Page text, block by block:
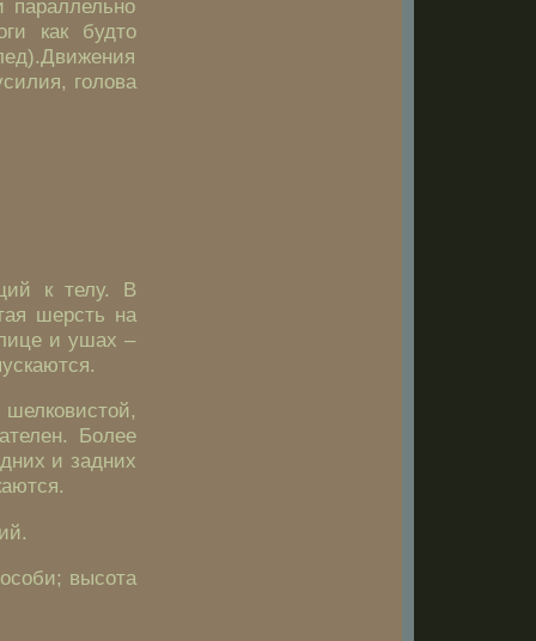
параллельно
как будто
голова
к телу. В
шерсть на
и ушах –
Более
и задних
высота